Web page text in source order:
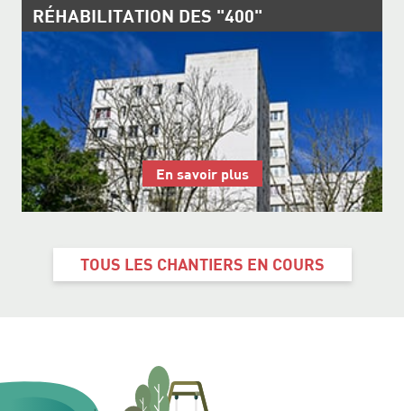
RÉHABILITATION DES "400"
En savoir plus
TOUS LES CHANTIERS EN COURS